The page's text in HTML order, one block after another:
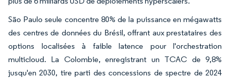
São Paulo seule concentre 80% de la puissance en mégawatts
des centres de données du Brésil, offrant aux prestataires des
options localisées à faible latence pour l'orchestration
multicloud. La Colombie, enregistrant un TCAC de 9,8%
jusqu'en 2030, tire parti des concessions de spectre de 2024